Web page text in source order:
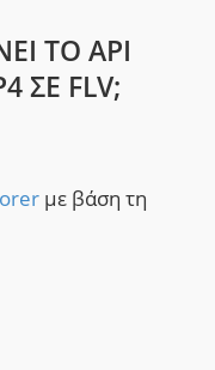
ΤΟ API
ΣΕ FLV;
με βάση τη